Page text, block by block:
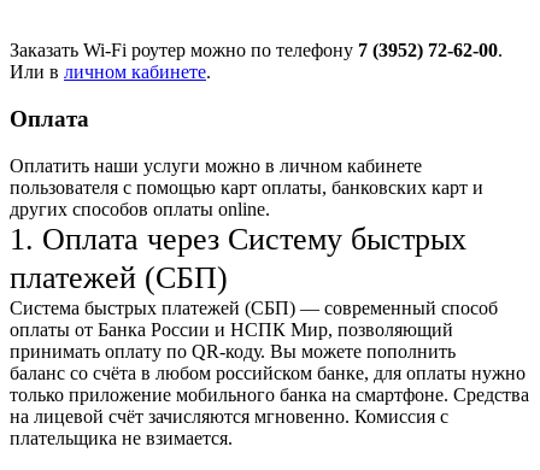
Заказать Wi-Fi роутер можно по телефону 7 (3952) 72-62-00.
Или в личном кабинете.
Оплата
Оплатить наши услуги можно в личном кабинете
пользователя с помощью карт оплаты, банковских карт и
других способов оплаты online.
1. Оплата через Систему быстрых
платежей (СБП)
Система быстрых платежей (СБП) — современный способ
оплаты от Банка России и НСПК Мир, позволяющий
принимать оплату по QR-коду. Вы можете пополнить
баланс со счёта в любом российском банке, для оплаты нужно
только приложение мобильного банка на смартфоне. Средства
на лицевой счёт зачисляются мгновенно. Комиссия с
плательщика не взимается.